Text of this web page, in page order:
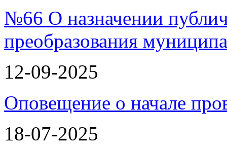
№66 О назначении
преобразования
12-09-2025
Оповещение о начале
18-07-2025